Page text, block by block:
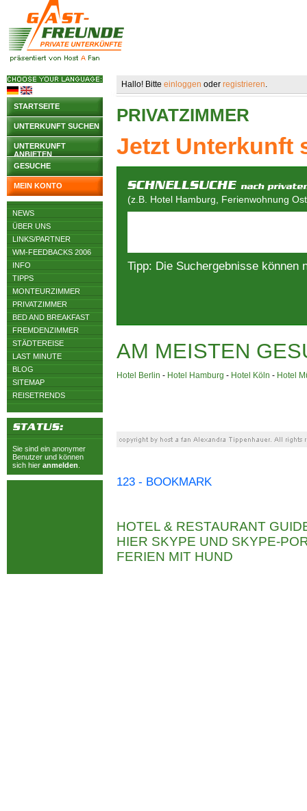
STARTSEITE
UNTERKUNFT SUCHEN
UNTERKUNFT
ANBIETEN
GESUCHE
MEIN KONTO
NEWS
ÜBER UNS
LINKS/PARTNER
WM-FEEDBACKS 2006
INFO
TIPPS
MONTEURZIMMER
PRIVATZIMMER
BED AND BREAKFAST
FREMDENZIMMER
STÄDTEREISE
LAST MINUTE
BLOG
SITEMAP
REISETRENDS
Sie sind ein anonymer
Benutzer und können
sich hier anmelden
Hallo! Bitte einloggen oder registrieren.
PRIVATZIMMER
Jetzt Unterkunft
(z.B. Hotel Hamburg, Ferienwohnung
Tipp: Die Suchergebnisse können
AM MEISTEN
Hotel Berlin - Hotel Hamburg - Hotel Köln - Hotel
123 - BOOKMARK
HOTEL & RESTAURANT
HIER SKYPE UND SKYPE-
FERIEN MIT HUND